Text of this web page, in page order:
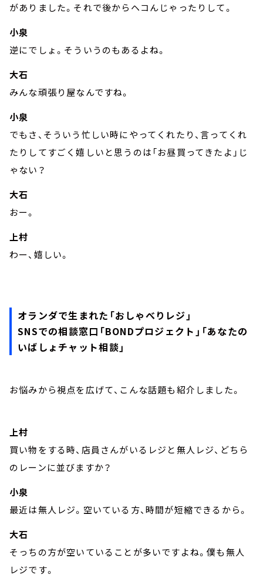
がありました。それで後からヘコんじゃったりして。
小泉
逆にでしょ。そういうのもあるよね。
大石
みんな頑張り屋なんですね。
小泉
でもさ、そういう忙しい時にやってくれたり、言ってくれ
たりしてすごく嬉しいと思うのは「お昼買ってきたよ」じ
ゃない？
大石
おー。
上村
わー、嬉しい。
オランダで生まれた「おしゃべりレジ」
SNSでの相談窓口「BONDプロジェクト」「あなたの
いばしょチャット相談」
お悩みから視点を広げて、こんな話題も紹介しました。
上村
買い物をする時、店員さんがいるレジと無人レジ、どちら
のレーンに並びますか？
小泉
最近は無人レジ。空いている方、時間が短縮できるから。
大石
そっちの方が空いていることが多いですよね。僕も無人
レジです。